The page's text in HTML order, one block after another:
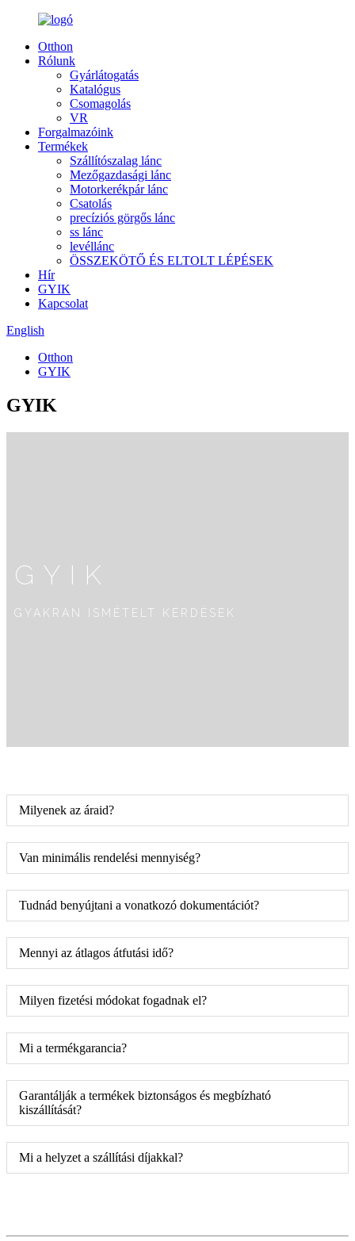
Otthon
Rólunk
Gyárlátogatás
Katalógus
Csomagolás
VR
Forgalmazóink
Termékek
Szállítószalag lánc
Mezőgazdasági lánc
Motorkerékpár lánc
Csatolás
precíziós görgős lánc
ss lánc
levéllánc
ÖSSZEKÖTŐ ÉS ELTOLT LÉPÉSEK
Hír
GYIK
Kapcsolat
English
Otthon
GYIK
GYIK
GYIK
GYAKRAN ISMÉTELT KÉRDÉSEK
Milyenek az áraid?
Van minimális rendelési mennyiség?
Tudnád benyújtani a vonatkozó dokumentációt?
Mennyi az átlagos átfutási idő?
Milyen fizetési módokat fogadnak el?
Mi a termékgarancia?
Garantálják a termékek biztonságos és megbízható
kiszállítását?
Mi a helyzet a szállítási díjakkal?